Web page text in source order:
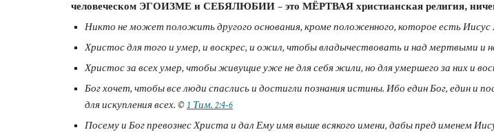
человеческом ЭГОИЗМЕ и СЕБЯЛЮБИИ – это МЁРТВАЯ христианская религия,
Никто не может положить другого основания, кроме положенного, которое есть
Христос для того и умер, и воскрес, и ожил, чтобы владычествовать и над мертвыми и
Христос за всех умер, чтобы живущие уже не для себя жили, но для умершего за них и
Бог хочет, чтобы все люди спаслись и достигли познания истины. Ибо един Бог, един и
для искупления всех. © 1 Тим. 2:4-6
Посему и Бог превознес Христа и дал Ему имя выше всякого имени, дабы пред именем